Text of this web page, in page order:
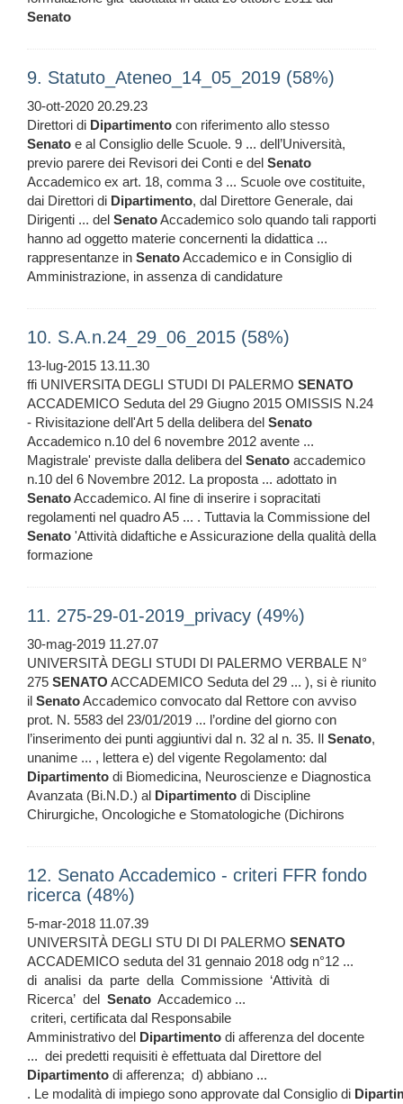
Senato
9. Statuto_Ateneo_14_05_2019 (58%)
30-ott-2020 20.29.23
Direttori di Dipartimento con riferimento allo stesso
Senato e al Consiglio delle Scuole. 9 ... dell’Università,
previo parere dei Revisori dei Conti e del Senato
Accademico ex art. 18, comma 3 ... Scuole ove costituite,
dai Direttori di Dipartimento, dal Direttore Generale, dai
Dirigenti ... del SenatoAccademico solo quando tali rapporti
hanno ad oggetto materie concernenti la didattica ...
rappresentanze in SenatoAccademico e in Consiglio di
Amministrazione, in assenza di candidature
10. S.A.n.24_29_06_2015 (58%)
13-lug-2015 13.11.30
ffi UNIVERSITA DEGLI STUDI DI PALERMO SENATO
ACCADEMICO Seduta del 29 Giugno 2015 OMISSIS N.24
- Rivisitazione dell'Art 5 della delibera del Senato
Accademico n.10 del 6 novembre 2012 avente ...
Magistrale' previste dalla delibera del Senato accademico
n.10 del 6 Novembre 2012. La proposta ... adottato in
SenatoAccademico. Al fine di inserire i sopracitati
regolamenti nel quadro A5 ... . Tuttavia la Commissione del
Senato 'Attività didaftiche e Assicurazione della qualità della
formazione
11. 275-29-01-2019_privacy (49%)
30-mag-2019 11.27.07
UNIVERSITÀ DEGLI STUDI DI PALERMO VERBALE N°
275 SENATO ACCADEMICO Seduta del 29 ... ), si è riunito
il SenatoAccademico convocato dal Rettore con avviso
prot. N. 5583 del 23/01/2019 ... l’ordine del giorno con
l’inserimento dei punti aggiuntivi dal n. 32 al n. 35. Il Senato,
unanime ... , lettera e) del vigente Regolamento: dal
Dipartimento di Biomedicina, Neuroscienze e Diagnostica
Avanzata (Bi.N.D.) al Dipartimento di Discipline
Chirurgiche, Oncologiche e Stomatologiche (Dichirons
12. Senato Accademico - criteri FFR fondo
ricerca (48%)
5-mar-2018 11.07.39
UNIVERSITÀ DEGLI STU DI DI PALERMO SENATO
ACCADEMICO seduta del 31 gennaio 2018 odg n°12 ...
di analisi da parte della Commissione ‘Attività di
Ricerca’ del Senato Accademico ...
criteri, certificata dal Responsabile
Amministrativo del Dipartimento di afferenza del docente
... dei predetti requisiti è effettuata dal Direttore del
Dipartimento di afferenza; d) abbiano ...
. Le modalità di impiego sono approvate dal Consiglio di